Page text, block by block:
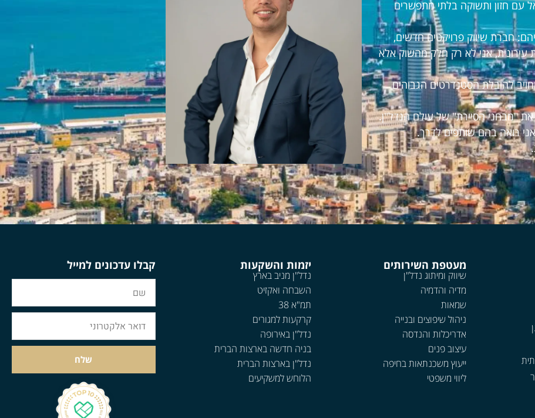
עם חזון ותשוקה בלתי מתפשרים
חברת שיווק פרויקטים חדשים,
עירונית, אני לא רק חלק מהשוק אלא
להובלת הסטנדרטים הגבוהים
"מבחני הסיירת" של עולם הנדל"ן.
רואה בהם שותפים לדרך.
מעטפת השירותים
שיווק ומיתוג נדל"ן
מדיה והדמיה
שמאות
ניהול שיפוצים ובנייה
אדריכלות והנדסה
עיצוב פנים
ייעוץ משכנתאות בחיפה
ליווי משפטי
יזמות והשקעות
נדל"ן מניב בארץ
השבחה ואקזיט
תמ"א 38
קרקעות למגורים
נדל"ן באירופה
בניה חדשה בארצות הברית
נדל"ן בארצות הברית
הלוחש למשקיעים
קבלו עדכונים למייל
שלח